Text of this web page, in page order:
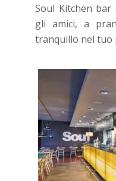
Soul Kitchen
gli amici, a
tranquillo nel tuo